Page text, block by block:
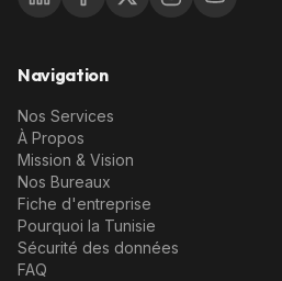
Navigation
Nos Services
À Propos
Mission & Vision
Nos Bureaux
Fiche d'entreprise
Pourquoi la Tunisie
Sécurité des données
FAQ